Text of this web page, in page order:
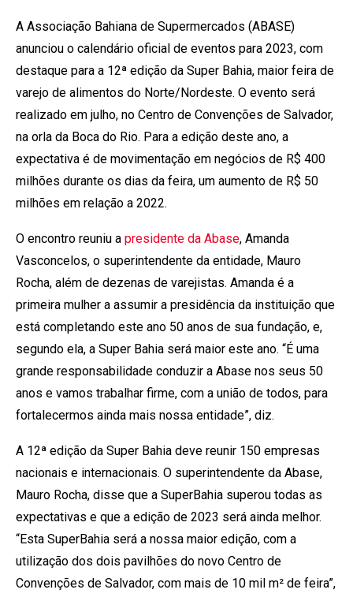
A Associação Bahiana de Supermercados (ABASE)
anunciou o calendário oficial de eventos para 2023, com
destaque para a 12ª edição da Super Bahia, maior feira de
varejo de alimentos do Norte/Nordeste. O evento será
realizado em julho, no Centro de Convenções de Salvador,
na orla da Boca do Rio. Para a edição deste ano, a
expectativa é de movimentação em negócios de R$ 400
milhões durante os dias da feira, um aumento de R$ 50
milhões em relação a 2022.
O encontro reuniu a presidente da Abase, Amanda
Vasconcelos, o superintendente da entidade, Mauro
Rocha, além de dezenas de varejistas. Amanda é a
primeira mulher a assumir a presidência da instituição que
está completando este ano 50 anos de sua fundação, e,
segundo ela, a Super Bahia será maior este ano. “É uma
grande responsabilidade conduzir a Abase nos seus 50
anos e vamos trabalhar firme, com a união de todos, para
fortalecermos ainda mais nossa entidade”, diz.
A 12ª edição da Super Bahia deve reunir 150 empresas
nacionais e internacionais. O superintendente da Abase,
Mauro Rocha, disse que a SuperBahia superou todas as
expectativas e que a edição de 2023 será ainda melhor.
“Esta SuperBahia será a nossa maior edição, com a
utilização dos dois pavilhões do novo Centro de
Convenções de Salvador, com mais de 10 mil m² de feira”,